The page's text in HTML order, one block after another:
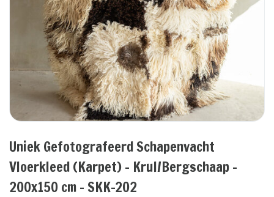
Uniek Gefotografeerd Schapenvacht
Vloerkleed (Karpet) - Krul/Bergschaap -
200x150 cm - SKK-202